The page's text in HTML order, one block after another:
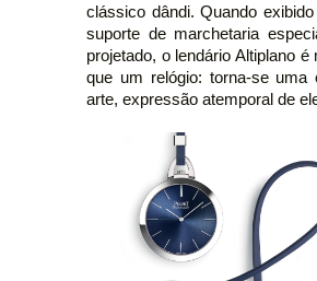
clássico dândi. Quando
suporte de marchetaria
projetado, o lendário Altiplano é
que um relógio: torna-se uma
arte, expressão atemporal de